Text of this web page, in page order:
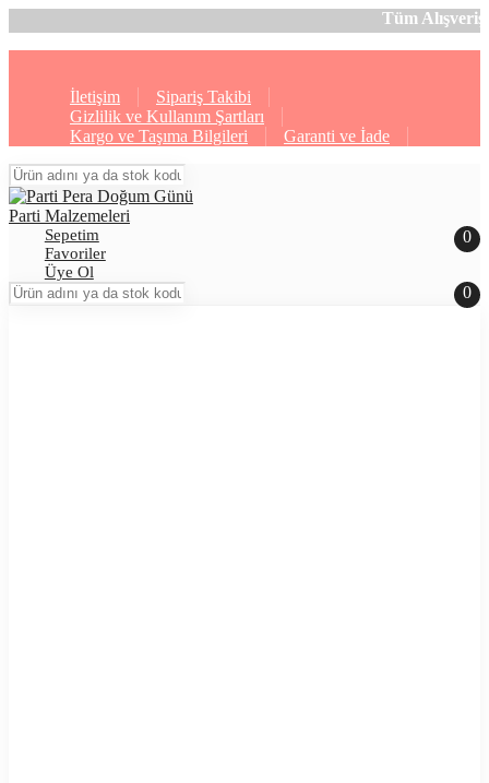
Tüm Alışverişlerinizde
İletişim
Sipariş Takibi
Gizlilik ve Kullanım Şartları
Kargo ve Taşıma Bilgileri
Garanti ve İade
Sepetim 0
Favoriler
Üye Ol
0